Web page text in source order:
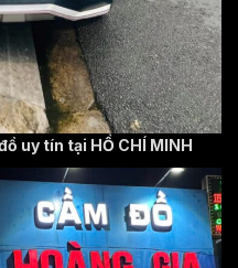
uy tín tại HỒ CHÍ MINH